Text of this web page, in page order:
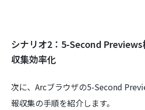
シナリオ2：5-Second Previews
収集効率化
次に、Arcブラウザの5-Second
報収集の手順を紹介します。